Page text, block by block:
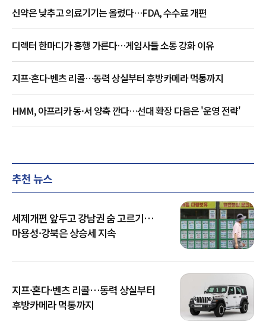
신약은 낮추고 의료기기는 올렸다…FDA, 수수료 개편
디렉터 한마디가 흥행 가른다…게임사들 소통 강화 이유
지프·혼다·벤츠 리콜…동력 상실부터 후방카메라 먹통까지
HMM, 아프리카 동·서 양축 깐다…선대 확장 다음은 '운영 전략'
추천 뉴스
세제개편 앞두고 강남권 숨 고르기…
마용성·강북은 상승세 지속
지프·혼다·벤츠 리콜…동력 상실부터
후방카메라 먹통까지